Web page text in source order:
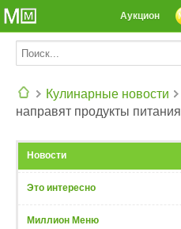
Аукцион
Кулинарные новости
направят продукты питания
Новости
Это интересно
Миллион Меню